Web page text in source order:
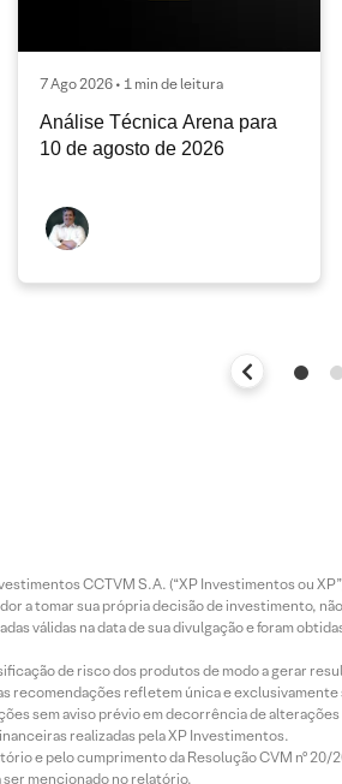
7 Ago 2026 • 1 min de leitura
Análise Técnica Arena para
10 de agosto de 2026
CCTVM S.A. (“XP Investimentos ou
a tomar sua própria decisão de investimento,
válidas na data de sua divulgação e foram
de risco dos produtos de modo a gerar
recomendações refletem única e
sem aviso prévio em decorrência de
realizadas pela XP Investimentos.
e pelo cumprimento da Resolução CVM nº
mencionado no relatório.